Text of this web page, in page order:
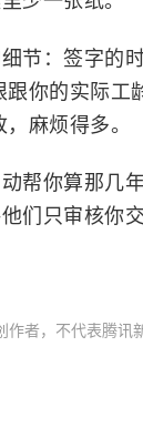
节：签字的
你的实际
麻烦得多。
帮你算那几
只审核你
者，不代表腾讯